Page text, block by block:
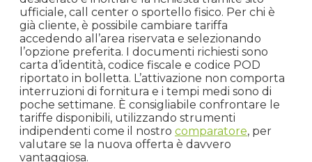
ufficiale, call center o sportello fisico. Per chi è
già cliente, è possibile cambiare tariffa
accedendo all’area riservata e selezionando
l’opzione preferita. I documenti richiesti sono
carta d’identità, codice fiscale e codice POD
riportato in bolletta. L’attivazione non comporta
interruzioni di fornitura e i tempi medi sono di
poche settimane. È consigliabile confrontare le
tariffe disponibili, utilizzando strumenti
indipendenti come il nostro comparatore, per
valutare se la nuova offerta è davvero
vantaggiosa.